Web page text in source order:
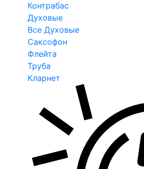
Контрабас
Духовые
Все Духовые
Саксофон
Флейта
Труба
Кларнет